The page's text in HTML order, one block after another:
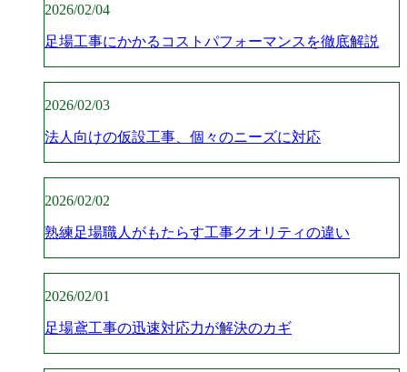
2026/02/04
足場工事にかかるコストパフォーマンスを徹底解説
2026/02/03
法人向けの仮設工事、個々のニーズに対応
2026/02/02
熟練足場職人がもたらす工事クオリティの違い
2026/02/01
足場鳶工事の迅速対応力が解決のカギ